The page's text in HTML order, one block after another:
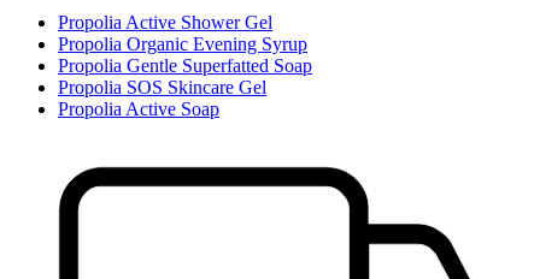
Propolia Active Shower Gel
Propolia Organic Evening Syrup
Propolia Gentle Superfatted Soap
Propolia SOS Skincare Gel
Propolia Active Soap